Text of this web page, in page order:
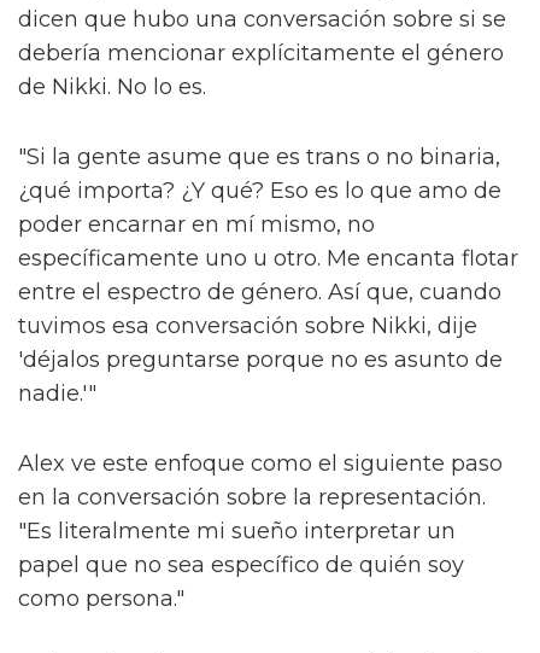
dicen que hubo una conversación sobre si se
debería mencionar explícitamente el género
de Nikki. No lo es.
"Si la gente asume que es trans o no binaria,
¿qué importa? ¿Y qué? Eso es lo que amo de
poder encarnar en mí mismo, no
específicamente uno u otro. Me encanta flotar
entre el espectro de género. Así que, cuando
tuvimos esa conversación sobre Nikki, dije
'déjalos preguntarse porque no es asunto de
nadie.'"
Alex ve este enfoque como el siguiente paso
en la conversación sobre la representación.
"Es literalmente mi sueño interpretar un
papel que no sea específico de quién soy
como persona."